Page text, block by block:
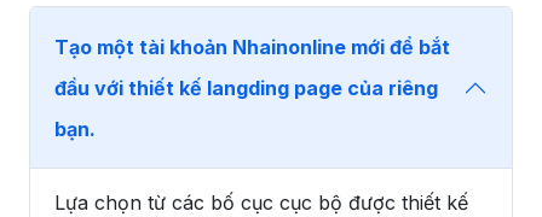
Tạo một tài khoản Nhainonline mới để bắt
đầu với thiết kế langding page của riêng
bạn.
Lựa chọn từ các bố cục cục bộ được thiết kế